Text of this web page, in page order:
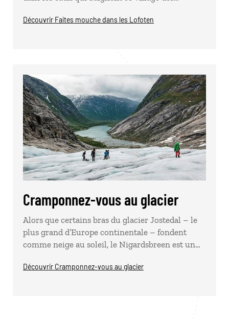
Découvrir Faites mouche dans les Lofoten
Cramponnez-vous au glacier
Alors que certains bras du glacier Jostedal – le
plus grand d’Europe continentale – fondent
comme neige au soleil, le Nigardsbreen est un…
Découvrir Cramponnez-vous au glacier